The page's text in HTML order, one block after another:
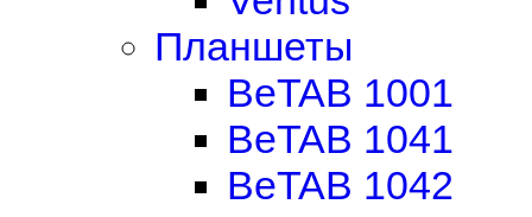
Планшеты
BeTAB 1001
BeTAB 1041
BeTAB 1042